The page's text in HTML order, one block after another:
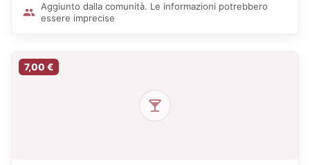
Aggiunto dalla comunità. Le informazioni potrebbero
essere imprecise
7,00 €